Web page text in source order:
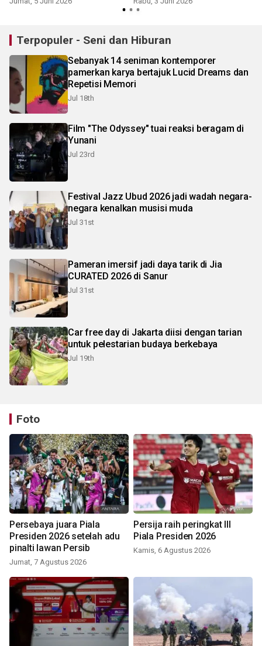
Terpopuler - Seni dan Hiburan
Sebanyak 14 seniman kontemporer
pamerkan karya bertajuk Lucid Dreams dan
Repetisi Memori
Jul 18th
Film "The Odyssey" tuai reaksi beragam di
Yunani
Jul 23rd
Festival Jazz Ubud 2026 jadi wadah negara-
negara kenalkan musisi muda
Jul 31st
Pameran imersif jadi daya tarik di Jia
CURATED 2026 di Sanur
Jul 31st
Car free day di Jakarta diisi dengan tarian
untuk pelestarian budaya berkebaya
Jul 19th
Foto
Persebaya juara Piala
Presiden 2026 setelah adu
pinalti lawan Persib
Jumat, 7 Agustus 2026
Persija raih peringkat III
Piala Presiden 2026
Kamis, 6 Agustus 2026